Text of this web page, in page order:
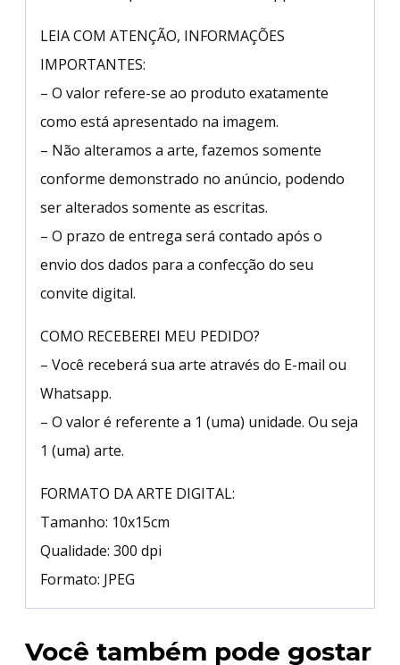
LEIA COM ATENÇÃO, INFORMAÇÕES
IMPORTANTES:
– O valor refere-se ao produto exatamente
como está apresentado na imagem.
– Não alteramos a arte, fazemos somente
conforme demonstrado no anúncio, podendo
ser alterados somente as escritas.
– O prazo de entrega será contado após o
envio dos dados para a confecção do seu
convite digital.
COMO RECEBEREI MEU PEDIDO?
– Você receberá sua arte através do E-mail ou
Whatsapp.
– O valor é referente a 1 (uma) unidade. Ou seja
1 (uma) arte.
FORMATO DA ARTE DIGITAL:
Tamanho: 10x15cm
Qualidade: 300 dpi
Formato: JPEG
Você também pode gostar